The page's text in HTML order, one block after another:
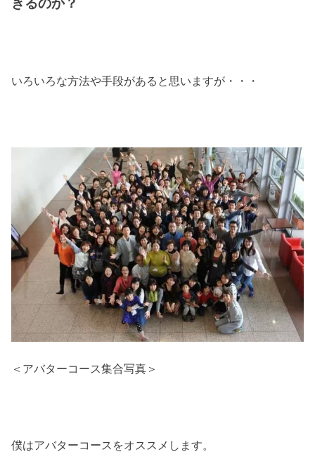
きるのか？
いろいろな方法や手段があると思いますが・・・
＜アバターコース集合写真＞
僕はアバターコースをオススメします。